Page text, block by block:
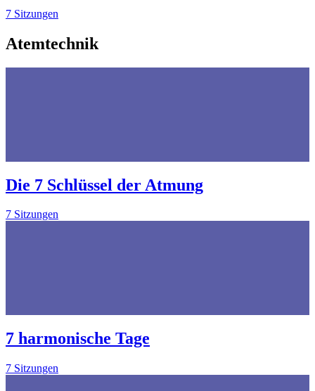
7 Sitzungen
Atemtechnik
Die 7 Schlüssel der Atmung
7 Sitzungen
7 harmonische Tage
7 Sitzungen